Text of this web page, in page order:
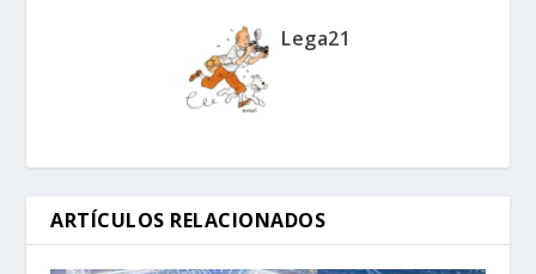
Lega21
ARTÍCULOS RELACIONADOS